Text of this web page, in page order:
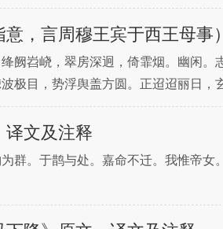
2013年，在湖北武穴匡山的头陀寺
意，言周穆王宾于西王母
阙岧峣，翠房深迥，倚霏烟。幽闲
极目，势浮舆盖方圆。正迢迢丽日
楼隐隐，翠鸟翩翩。肆华筵。间作
译文及注释
群。于鹊与处。嘉命不迁。我惟帝